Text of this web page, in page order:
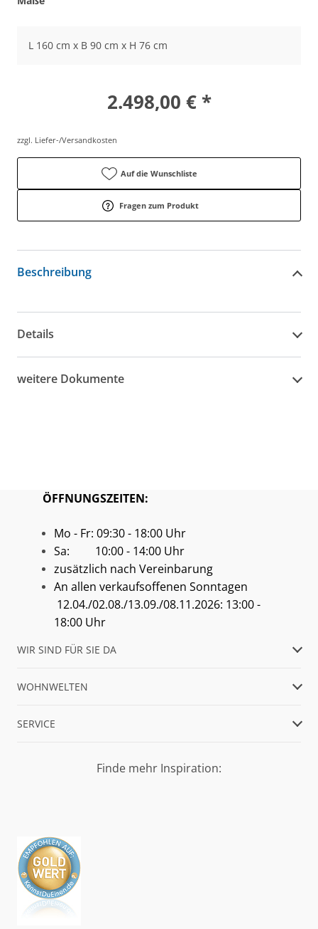
L 160 cm x B 90 cm x H 76 cm
2.498,00 € *
zzgl. Liefer-/Versandkosten
Auf die Wunschliste
Fragen zum Produkt
Beschreibung
Details
weitere Dokumente
ÖFFNUNGSZEITEN:
Mo - Fr: 09:30 - 18:00 Uhr
Sa: 10:00 - 14:00 Uhr
zusätzlich nach Vereinbarung
An allen verkaufsoffenen Sonntagen
12.04./02.08./13.09./08.11.2026: 13:00 -
18:00 Uhr
WIR SIND FÜR SIE DA
WOHNWELTEN
SERVICE
Finde mehr Inspiration: